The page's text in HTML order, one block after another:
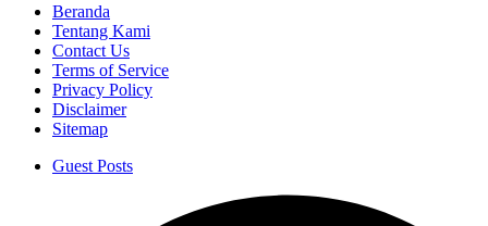
Beranda
Tentang Kami
Contact Us
Terms of Service
Privacy Policy
Disclaimer
Sitemap
Guest Posts